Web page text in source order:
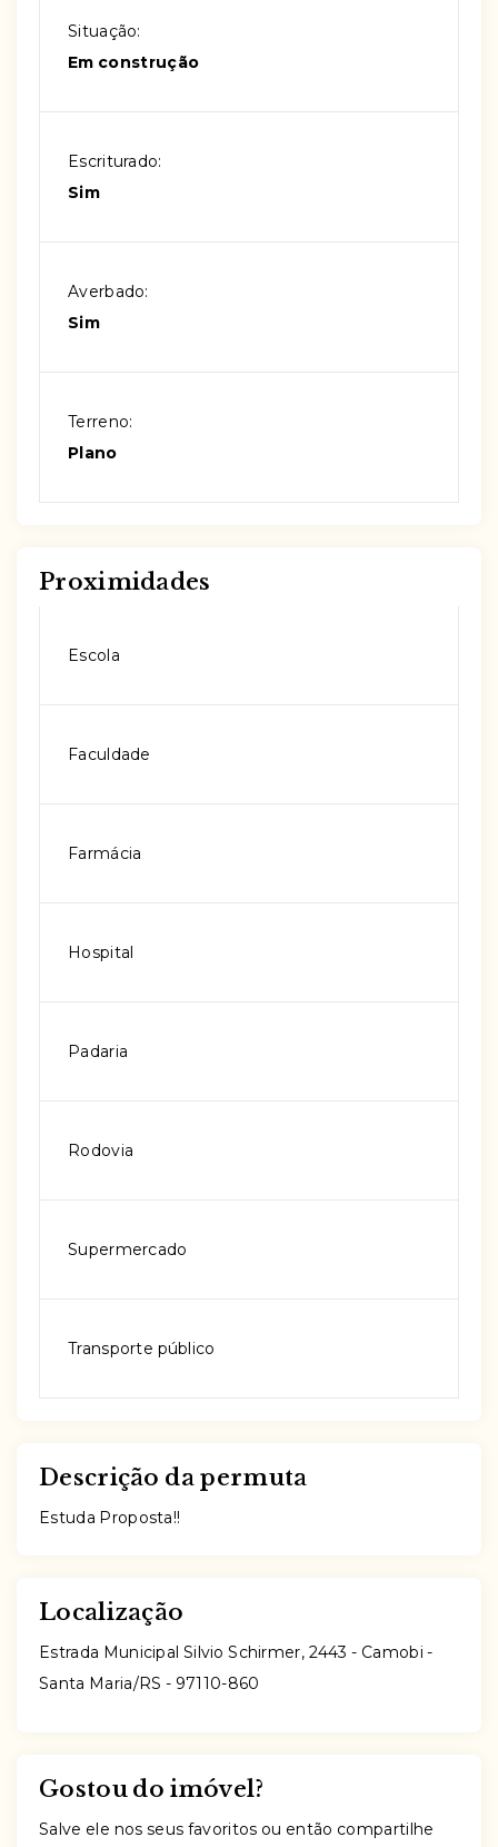
Situação:
Em construção
Escriturado:
Sim
Averbado:
Sim
Terreno:
Plano
Proximidades
Escola
Faculdade
Farmácia
Hospital
Padaria
Rodovia
Supermercado
Transporte público
Descrição da permuta
Estuda Proposta!!
Localização
Estrada Municipal Silvio Schirmer, 2443 - Camobi -
Santa Maria/RS - 97110-860
Gostou do imóvel?
Salve ele nos seus favoritos ou então compartilhe